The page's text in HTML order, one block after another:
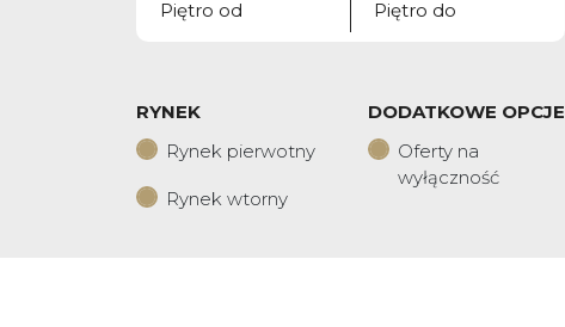
RYNEK
Rynek pierwotny
Rynek wtorny
DODATKOWE OPCJE
Oferty na
wyłączność